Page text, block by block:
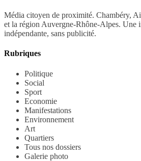
Média citoyen de proximité. Chambéry,
et la région Auvergne-Rhône-Alpes. Une
indépendante, sans publicité.
Rubriques
Politique
Social
Sport
Economie
Manifestations
Environnement
Art
Quartiers
Tous nos dossiers
Galerie photo